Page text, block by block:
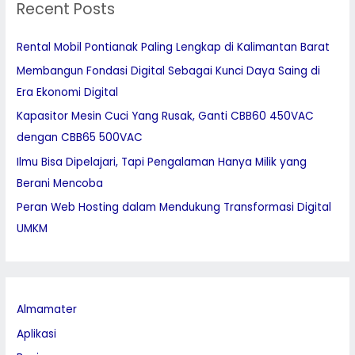
c
f
o
r
:
Recent Posts
Rental Mobil Pontianak Paling Lengkap di Kalimantan Barat
Membangun Fondasi Digital Sebagai Kunci Daya Saing di
Era Ekonomi Digital
Kapasitor Mesin Cuci Yang Rusak, Ganti CBB60 450VAC
dengan CBB65 500VAC
Ilmu Bisa Dipelajari, Tapi Pengalaman Hanya Milik yang
Berani Mencoba
Peran Web Hosting dalam Mendukung Transformasi Digital
UMKM
Almamater
Aplikasi